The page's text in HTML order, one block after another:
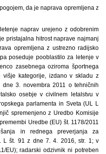
da je naprava opremljena z
naprav urejeno z odobrenim
pristajalna hitrost naprave najmanj
opremljena z ustrezno radijsko
poseduje pooblastilo za letenje v
zasebnega oziroma športnega
kategorije, izdano v skladu z
3. novembra 2011 o tehničnih
osebje v civilnem letalstvu v
parlamenta in Sveta (UL L
spremenjeno z Uredbo Komisije
Uredbe (EU) št. 1178/2011
in rednega preverjanja za
L št. 91 z dne 7. 4. 2016, str. 1; v
EU); radarski odzivnik ni potreben